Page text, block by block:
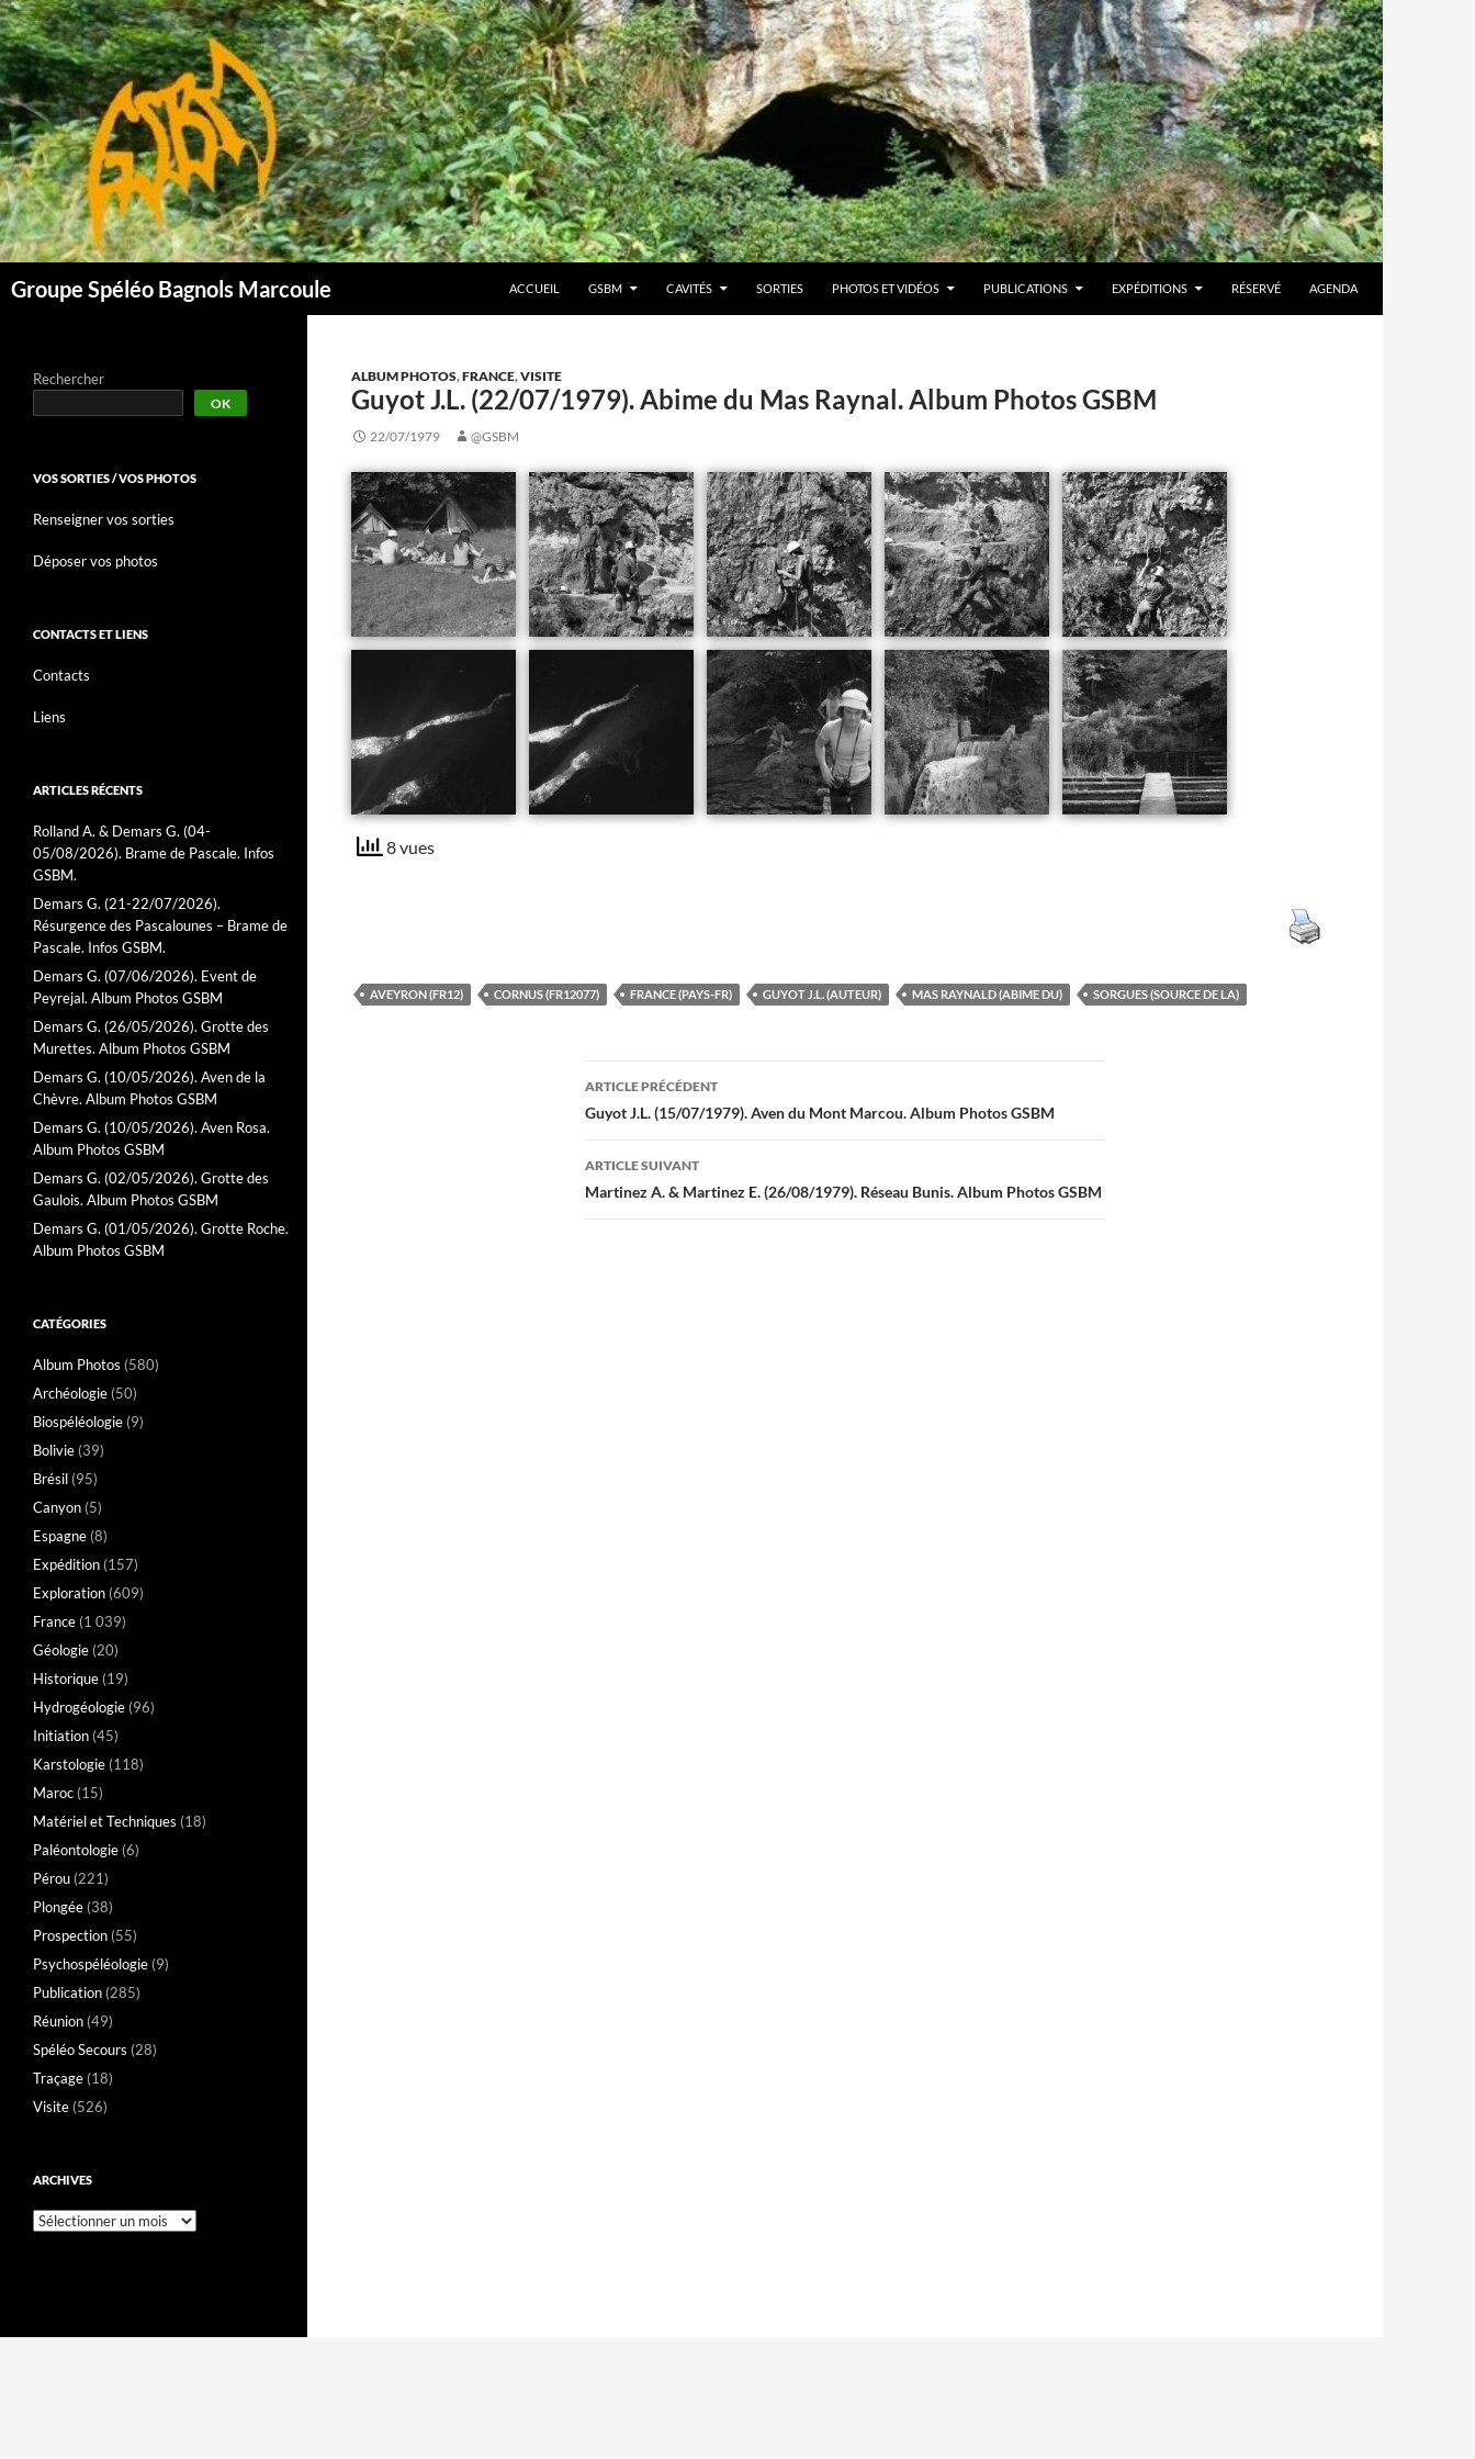
Aller
au
contenu
Groupe Spéléo Bagnols Marcoule ACCUEIL GSBM CAVITÉS SORTIES PHOTOS ET VIDÉOS PUBLICATIONS EXPÉDITIONS RÉSERVÉ AGENDA
ALBUM PHOTOS,FRANCE,VISITE
Guyot J.L. (22/07/1979). Abime du Mas Raynal. Album Photos GSBM
22/07/1979 @GSBM
8 vues
AVEYRON (FR12) CORNUS (FR12077) FRANCE (PAYS-FR) GUYOT J.L. (AUTEUR) MAS RAYNALD (ABIME DU) SORGUES (SOURCE DE LA)
Navigation
des
articles
ARTICLE PRÉCÉDENT
Guyot J.L. (15/07/1979). Aven du Mont Marcou. Album Photos GSBM
ARTICLE SUIVANT
Martinez A. & Martinez E. (26/08/1979). Réseau Bunis. Album Photos GSBM
Rechercher
OK
VOS SORTIES / VOS PHOTOS
Renseigner vos sorties
Déposer vos photos
CONTACTS ET LIENS
Contacts
Liens
ARTICLES RÉCENTS
Rolland A. & Demars G. (04-
05/08/2026). Brame de Pascale. Infos
GSBM.
Demars G. (21-22/07/2026).
Résurgence des Pascalounes – Brame de
Pascale. Infos GSBM.
Demars G. (07/06/2026). Event de
Peyrejal. Album Photos GSBM
Demars G. (26/05/2026). Grotte des
Murettes. Album Photos GSBM
Demars G. (10/05/2026). Aven de la
Chèvre. Album Photos GSBM
Demars G. (10/05/2026). Aven Rosa.
Album Photos GSBM
Demars G. (02/05/2026). Grotte des
Gaulois. Album Photos GSBM
Demars G. (01/05/2026). Grotte Roche.
Album Photos GSBM
CATÉGORIES
Album Photos (580)
Archéologie (50)
Biospéléologie (9)
Bolivie (39)
Brésil (95)
Canyon (5)
Espagne (8)
Expédition (157)
Exploration (609)
France (1 039)
Géologie (20)
Historique (19)
Hydrogéologie (96)
Initiation (45)
Karstologie (118)
Maroc (15)
Matériel et Techniques (18)
Paléontologie (6)
Pérou (221)
Plongée (38)
Prospection (55)
Psychospéléologie (9)
Publication (285)
Réunion (49)
Spéléo Secours (28)
Traçage (18)
Visite (526)
ARCHIVES
Archives